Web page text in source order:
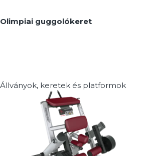
Olimpiai guggolókeret
Állványok, keretek és platformok